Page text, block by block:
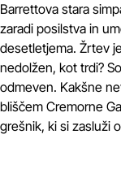
Barrettova stara
zaradi posilstva in
desetletjema. Žrtev
nedolžen, kot trdi?
odmeven. Kakšne
bliščem Cremorne
grešnik, ki si zasluži